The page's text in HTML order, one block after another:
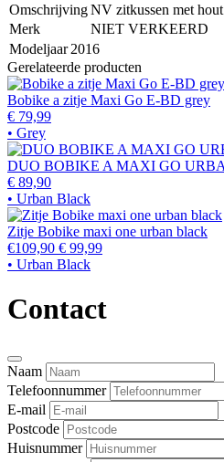
OmschrijvingNV zitkussen met
Merk
NIET VERKEERD
Modeljaar 2016
Gerelateerde producten
Bobike a zitje Maxi Go E-BD grey
€ 79,99
• Grey
DUO BOBIKE A MAXI GO
€ 89,90
• Urban Black
Zitje Bobike maxi one urban black
€109,90 € 99,99
• Urban Black
Contact
Naam
Telefoonnummer
E-mail
Postcode
Huisnummer